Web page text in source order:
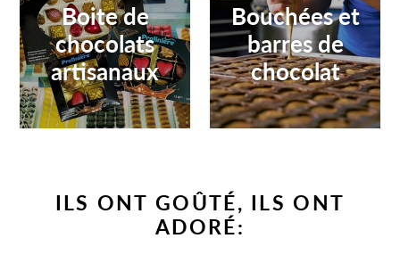
Boite de
chocolats
artisanaux
Bouchées et
barres de
chocolat
ILS ONT GOÛTÉ, ILS ONT
ADORÉ: